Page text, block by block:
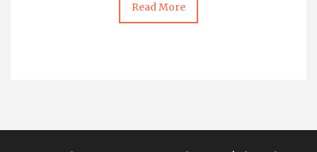
Read More